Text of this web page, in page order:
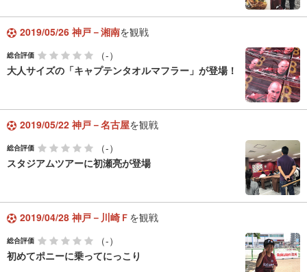
2019/05/26 神戸－湘南を観戦
総合評価
（-）
大人サイズの「キャプテンタオルマフラー」が登場！
2019/05/22 神戸－名古屋を観戦
総合評価
（-）
スタジアムツアーに初瀬亮が登場
2019/04/28 神戸－川崎Ｆ を観戦
総合評価
（-）
初めてポニーに乗ってにっこり